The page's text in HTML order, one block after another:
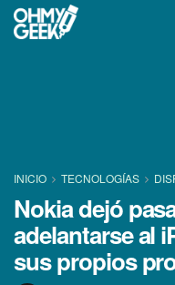
INICIO TECNOLOGÍ­AS
Nokia dejó
adelantarse al
sus propios